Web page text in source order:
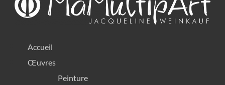
Accueil
Œuvres
Peinture